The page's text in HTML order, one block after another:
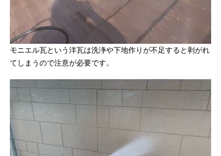
モニエル瓦という洋瓦は洗浄や下地作りが不足すると剥がれ
てしまうので注意が必要です。